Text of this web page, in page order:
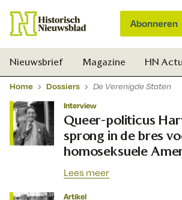
Abonneren
Nieuwsbrief Magazine HN
Home Dossiers De Verenigde Staten
Interview
Queer-politicus
sprong in de bres
homoseksuele
Lees meer
Artikel